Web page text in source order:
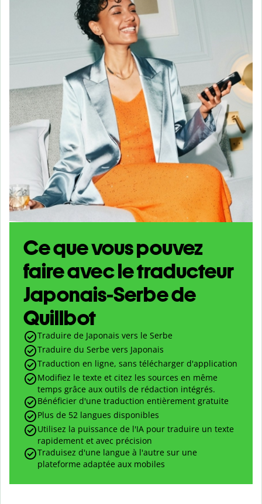
Ce que vous pouvez
faire avec le traducteur
Japonais-Serbe de
Quillbot
Traduire de Japonais vers le Serbe
Traduire du Serbe vers Japonais
Traduction en ligne, sans télécharger d'application
Modifiez le texte et citez les sources en même
temps grâce aux outils de rédaction intégrés.
Bénéficier d'une traduction entièrement gratuite
Plus de 52 langues disponibles
Utilisez la puissance de l'IA pour traduire un texte
rapidement et avec précision
Traduisez d'une langue à l'autre sur une
plateforme adaptée aux mobiles